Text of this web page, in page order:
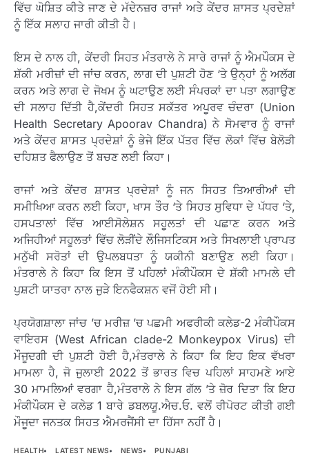
ਵਿੱਚ ਘੋਸ਼ਿਤ ਕੀਤੇ ਜਾਣ ਦੇ ਮੱਦੇਨਜ਼ਰ ਰਾਜਾਂ ਅਤੇ ਕੇਂਦਰ ਸ਼ਾਸਤ ਪ੍ਰਦੇਸ਼ਾਂ
ਨੂੰ ਇੱਕ ਸਲਾਹ ਜਾਰੀ ਕੀਤੀ ਹੈ।
ਇਸ ਦੇ ਨਾਲ ਹੀ, ਕੇਂਦਰੀ ਸਿਹਤ ਮੰਤਰਾਲੇ ਨੇ ਸਾਰੇ ਰਾਜਾਂ ਨੂੰ ਐਮਪੌਕਸ ਦੇ
ਸ਼ੱਕੀ ਮਰੀਜ਼ਾਂ ਦੀ ਜਾਂਚ ਕਰਨ, ਲਾਗ ਦੀ ਪੁਸ਼ਟੀ ਹੋਣ ‘ਤੇ ਉਨ੍ਹਾਂ ਨੂੰ ਅਲੱਗ
ਕਰਨ ਅਤੇ ਲਾਗ ਦੇ ਜੋਖਮ ਨੂੰ ਘਟਾਉਣ ਲਈ ਸੰਪਰਕਾਂ ਦਾ ਪਤਾ ਲਗਾਉਣ
ਦੀ ਸਲਾਹ ਦਿੱਤੀ ਹੈ,ਕੇਂਦਰੀ ਸਿਹਤ ਸਕੱਤਰ ਅਪੂਰਵ ਚੰਦਰਾ (Union
Health Secretary Apoorav Chandra) ਨੇ ਸੋਮਵਾਰ ਨੂੰ ਰਾਜਾਂ
ਅਤੇ ਕੇਂਦਰ ਸ਼ਾਸਤ ਪ੍ਰਦੇਸ਼ਾਂ ਨੂੰ ਭੇਜੇ ਇੱਕ ਪੱਤਰ ਵਿੱਚ ਲੋਕਾਂ ਵਿੱਚ ਬੇਲੋੜੀ
ਦਹਿਸ਼ਤ ਫੈਲਾਉਣ ਤੋਂ ਬਚਣ ਲਈ ਕਿਹਾ।
ਰਾਜਾਂ ਅਤੇ ਕੇਂਦਰ ਸ਼ਾਸਤ ਪ੍ਰਦੇਸ਼ਾਂ ਨੂੰ ਜਨ ਸਿਹਤ ਤਿਆਰੀਆਂ ਦੀ
ਸਮੀਖਿਆ ਕਰਨ ਲਈ ਕਿਹਾ, ਖਾਸ ਤੌਰ ‘ਤੇ ਸਿਹਤ ਸੁਵਿਧਾ ਦੇ ਪੱਧਰ ‘ਤੇ,
ਹਸਪਤਾਲਾਂ ਵਿੱਚ ਆਈਸੋਲੇਸ਼ਨ ਸਹੂਲਤਾਂ ਦੀ ਪਛਾਣ ਕਰਨ ਅਤੇ
ਅਜਿਹੀਆਂ ਸਹੂਲਤਾਂ ਵਿੱਚ ਲੋੜੀਂਦੇ ਲੌਜਿਸਟਿਕਸ ਅਤੇ ਸਿਖਲਾਈ ਪ੍ਰਾਪਤ
ਮਨੁੱਖੀ ਸਰੋਤਾਂ ਦੀ ਉਪਲਬਧਤਾ ਨੂੰ ਯਕੀਨੀ ਬਣਾਉਣ ਲਈ ਕਿਹਾ।
ਮੰਤਰਾਲੇ ਨੇ ਕਿਹਾ ਕਿ ਇਸ ਤੋਂ ਪਹਿਲਾਂ ਮੰਕੀਪੌਕਸ ਦੇ ਸ਼ੱਕੀ ਮਾਮਲੇ ਦੀ
ਪੁਸ਼ਟੀ ਯਾਤਰਾ ਨਾਲ ਜੁੜੇ ਇਨਫੈਕਸ਼ਨ ਵਜੋਂ ਹੋਈ ਸੀ।
ਪ੍ਰਯੋਗਸ਼ਾਲਾ ਜਾਂਚ ’ਚ ਮਰੀਜ਼ ’ਚ ਪਛਮੀ ਅਫਰੀਕੀ ਕਲੇਡ-2 ਮੰਕੀਪੌਕਸ
ਵਾਇਰਸ (West African clade-2 Monkeypox Virus) ਦੀ
ਮੌਜੂਦਗੀ ਦੀ ਪੁਸ਼ਟੀ ਹੋਈ ਹੈ,ਮੰਤਰਾਲੇ ਨੇ ਕਿਹਾ ਕਿ ਇਹ ਇਕ ਵੱਖਰਾ
ਮਾਮਲਾ ਹੈ, ਜੋ ਜੁਲਾਈ 2022 ਤੋਂ ਭਾਰਤ ਵਿਚ ਪਹਿਲਾਂ ਸਾਹਮਣੇ ਆਏ
30 ਮਾਮਲਿਆਂ ਵਰਗਾ ਹੈ,ਮੰਤਰਾਲੇ ਨੇ ਇਸ ਗੱਲ ’ਤੇ ਜ਼ੋਰ ਦਿਤਾ ਕਿ ਇਹ
ਮੰਕੀਪੌਕਸ ਦੇ ਕਲੇਡ 1 ਬਾਰੇ ਡਬਲਯੂ.ਐਚ.ਓ. ਵਲੋਂ ਰੀਪੋਰਟ ਕੀਤੀ ਗਈ
ਮੌਜੂਦਾ ਜਨਤਕ ਸਿਹਤ ਐਮਰਜੈਂਸੀ ਦਾ ਹਿੱਸਾ ਨਹੀਂ ਹੈ।
HEALTH LATEST NEWS NEWS PUNJABI